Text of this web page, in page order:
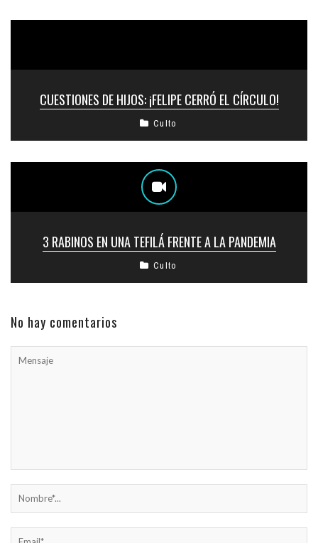
CUESTIONES DE HIJOS: ¡FELIPE CERRÓ EL CÍRCULO!
Culto
3 RABINOS EN UNA TEFILÁ FRENTE A LA PANDEMIA
Culto
No hay comentarios